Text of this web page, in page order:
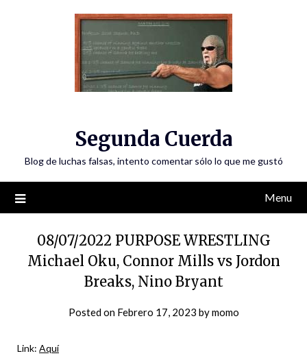
Segunda Cuerda
Blog de luchas falsas, intento comentar sólo lo que me gustó
Menu
08/07/2022 PURPOSE WRESTLING
Michael Oku, Connor Mills vs Jordon
Breaks, Nino Bryant
Posted on Febrero 17, 2023 bymomo
Link: Aquí